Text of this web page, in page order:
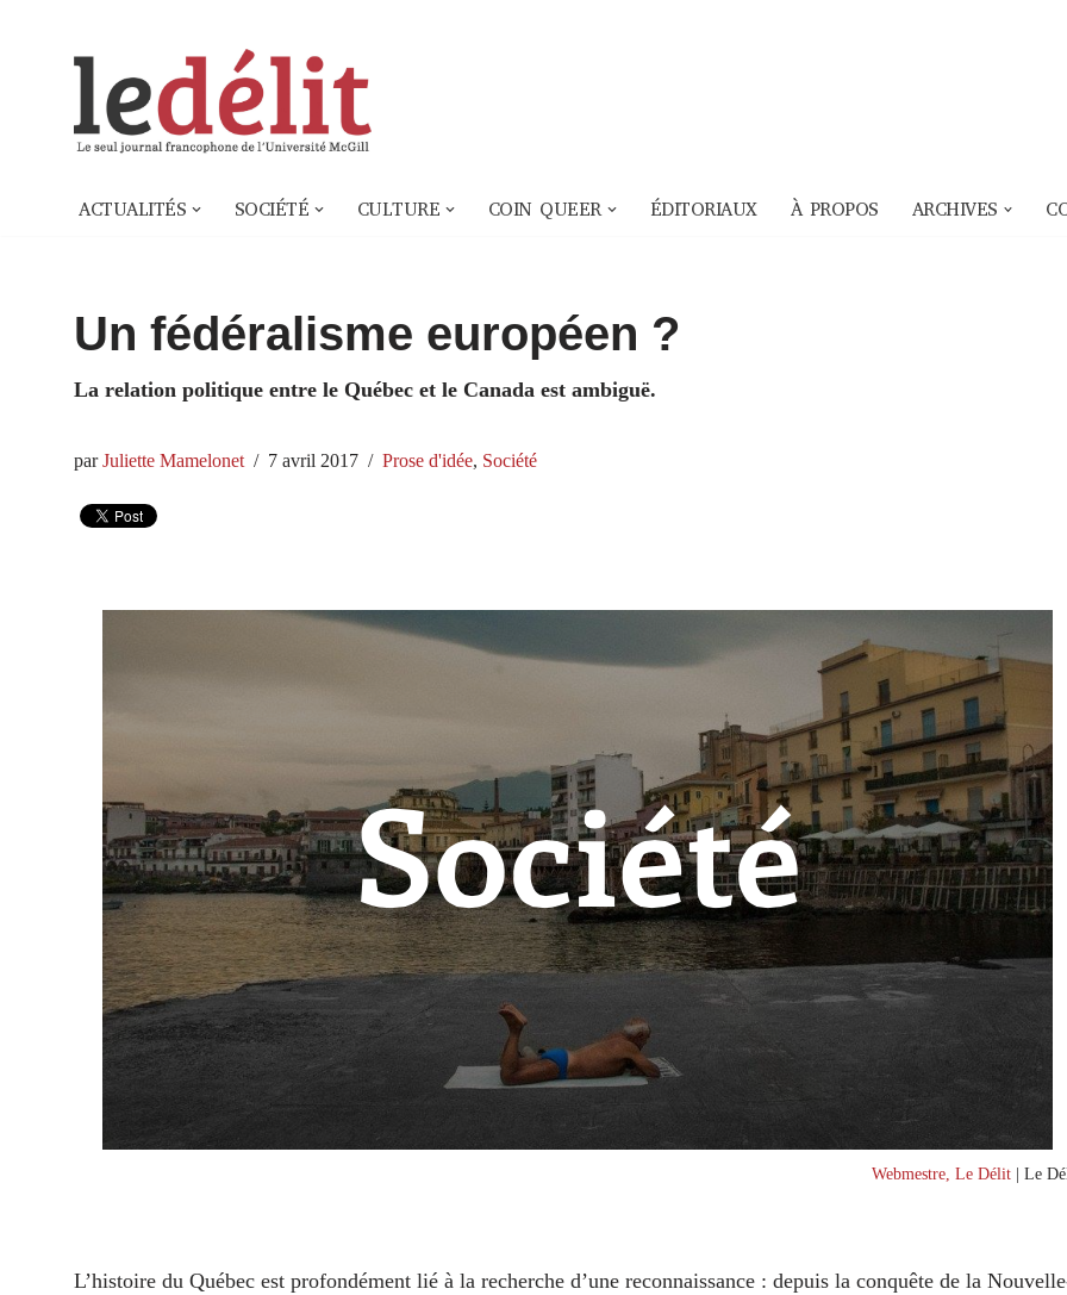
ACTUALITÉS SOCIÉTÉ CULTURE COIN QUEER ÉDITORIAUX À PROPOS ARCHIVES
Un fédéralisme européen ?
La relation politique entre le Québec et le Canada est ambiguë.
parJuliette Mamelonet 7 avril 2017 Prose d'idée, Société
Webmestre, Le Délit | Le
L’histoire du Québec est profondément lié à la recherche d’une reconnaissance : depuis la conquête de la